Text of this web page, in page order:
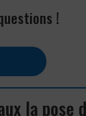
!
la pose